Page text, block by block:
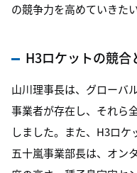
の競争力を高めていきた
H3ロケットの競合
山川理事長は、グローバ
事業者が存在し、それら
しました。また、H3ロケ
五十嵐事業部長は、オン